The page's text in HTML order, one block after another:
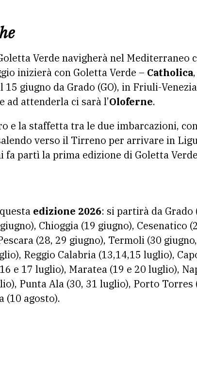
Verde navigherà nel Mediterraneo
inizierà con Goletta Verde – Catholica
15 giugno da Grado (GO), in Friuli-
ad attenderla ci sarà l’Oloferne.
e la staffetta tra le due imbarcazioni,
verso il Tirreno per arrivare in
fa partì la prima edizione di Goletta
edizione 2026: si partirà da Grado
Chioggia (19 giugno), Cesenatico
(28, 29 giugno), Termoli (30
Reggio Calabria (13,14,15 luglio),
e 17 luglio), Maratea (19 e 20 luglio),
Punta Ala (30, 31 luglio), Porto Torres
(10 agosto).